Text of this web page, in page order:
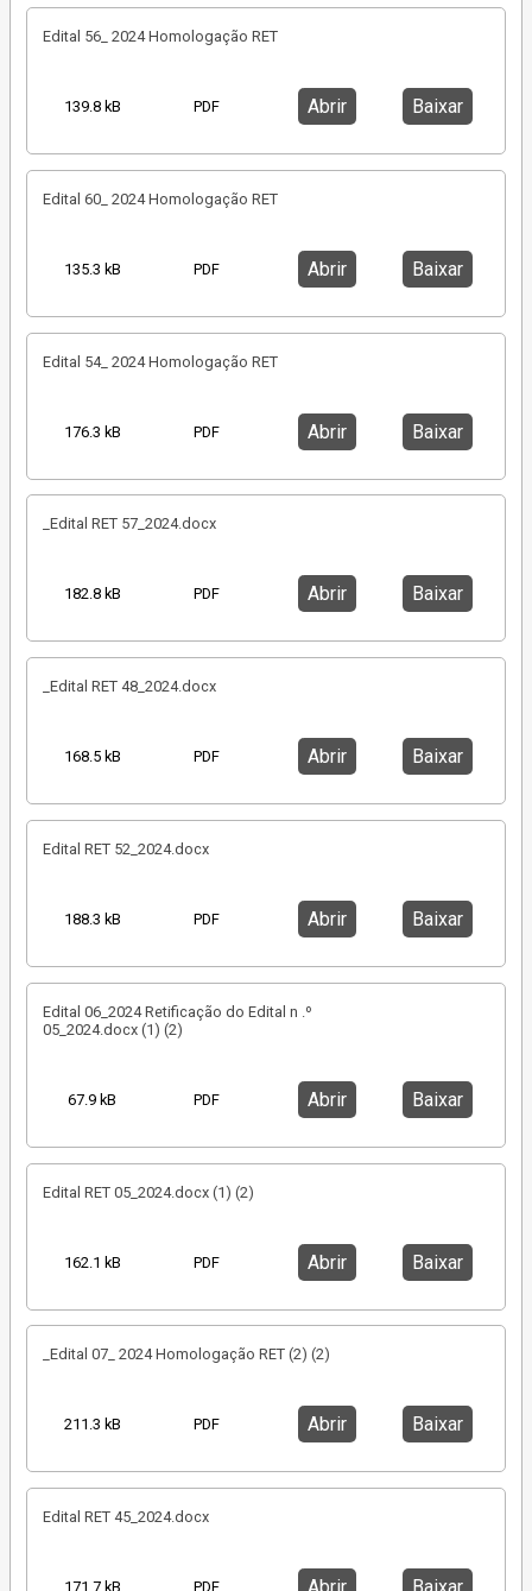
Edital 56_ 2024 Homologação RET
139.8 kB PDF Abrir Baixar
Edital 60_ 2024 Homologação RET
135.3 kB PDF Abrir Baixar
Edital 54_ 2024 Homologação RET
176.3 kB PDF Abrir Baixar
_Edital RET 57_2024.docx
182.8 kB PDF Abrir Baixar
_Edital RET 48_2024.docx
168.5 kB PDF Abrir Baixar
Edital RET 52_2024.docx
188.3 kB PDF Abrir Baixar
Edital 06_2024 Retificação do Edital n .º
05_2024.docx (1) (2)
67.9 kB PDF Abrir Baixar
Edital RET 05_2024.docx (1) (2)
162.1 kB PDF Abrir Baixar
_Edital 07_ 2024 Homologação RET (2) (2)
211.3 kB PDF Abrir Baixar
Edital RET 45_2024.docx
171.7 kB PDF